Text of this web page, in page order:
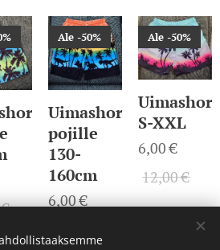
Uimashortsit
pojille
130-
160cm
Ale -50%
6,00€
S-XXL
Ale -50%
6,00€
12,00€